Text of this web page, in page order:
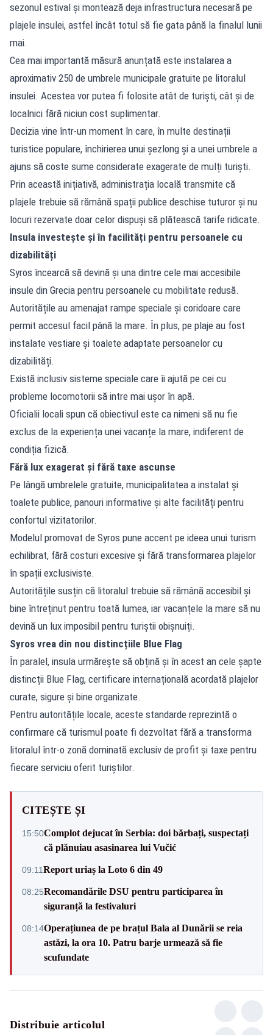
sezonul estival și montează deja infrastructura necesară pe
plajele insulei, astfel încât totul să fie gata până la finalul lunii
mai.
Cea mai importantă măsură anunțată este instalarea a
aproximativ 250 de umbrele municipale gratuite pe litoralul
insulei. Acestea vor putea fi folosite atât de turiști, cât și de
localnici fără niciun cost suplimentar.
Decizia vine într-un moment în care, în multe destinații
turistice populare, închirierea unui șezlong și a unei umbrele a
ajuns să coste sume considerate exagerate de mulți turiști.
Prin această inițiativă, administrația locală transmite că
plajele trebuie să rămână spații publice deschise tuturor și nu
locuri rezervate doar celor dispuși să plătească tarife ridicate.
Insula investește și în facilități pentru persoanele cu
dizabilități
Syros încearcă să devină și una dintre cele mai accesibile
insule din Grecia pentru persoanele cu mobilitate redusă.
Autoritățile au amenajat rampe speciale și coridoare care
permit accesul facil până la mare. În plus, pe plaje au fost
instalate vestiare și toalete adaptate persoanelor cu
dizabilități.
Există inclusiv sisteme speciale care îi ajută pe cei cu
probleme locomotorii să intre mai ușor în apă.
Oficialii locali spun că obiectivul este ca nimeni să nu fie
exclus de la experiența unei vacanțe la mare, indiferent de
condiția fizică.
Fără lux exagerat și fără taxe ascunse
Pe lângă umbrelele gratuite, municipalitatea a instalat și
toalete publice, panouri informative și alte facilități pentru
confortul vizitatorilor.
Modelul promovat de Syros pune accent pe ideea unui turism
echilibrat, fără costuri excesive și fără transformarea plajelor
în spații exclusiviste.
Autoritățile susțin că litoralul trebuie să rămână accesibil și
bine întreținut pentru toată lumea, iar vacanțele la mare să nu
devină un lux imposibil pentru turiștii obișnuiți.
Syros vrea din nou distincțiile Blue Flag
În paralel, insula urmărește să obțină și în acest an cele șapte
distincții Blue Flag, certificare internațională acordată plajelor
curate, sigure și bine organizate.
Pentru autoritățile locale, aceste standarde reprezintă o
confirmare că turismul poate fi dezvoltat fără a transforma
litoralul într-o zonă dominată exclusiv de profit și taxe pentru
fiecare serviciu oferit turiștilor.
CITEȘTE ȘI
15:50Complot dejucat în Serbia: doi bărbați, suspectați
că plănuiau asasinarea lui Vučić
09:11Report uriaș la Loto 6 din 49
08:25Recomandările DSU pentru participarea în
siguranță la festivaluri
08:14Operațiunea de pe brațul Bala al Dunării se reia
astăzi, la ora 10. Patru barje urmează să fie
scufundate
Distribuie articolul